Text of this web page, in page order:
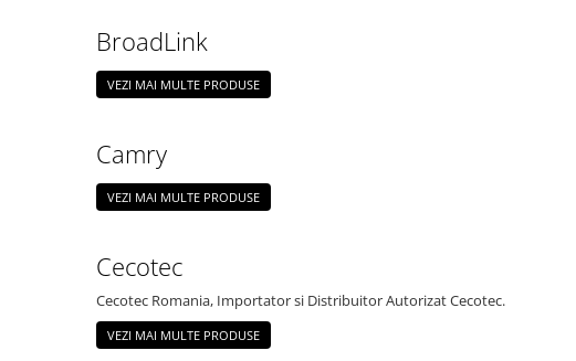
BroadLink
VEZI MAI MULTE PRODUSE
Camry
VEZI MAI MULTE PRODUSE
Cecotec
Cecotec Romania, Importator si Distribuitor Autorizat Cecotec.
VEZI MAI MULTE PRODUSE